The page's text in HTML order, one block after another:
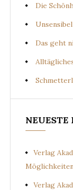
Die
Unsensibel
Das geht
NEUESTE
Verlag
Verlag